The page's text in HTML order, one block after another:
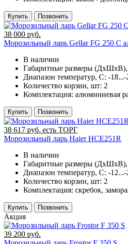
Купить Позвонить
38 000 руб.
Морозильный ларь Gellar FG 250 C
В наличии
Габаритные размеры
Диапазон температур, C: -18...-
Количество корзин, шт: 2
Комплектация: алюминиевая
Купить Позвонить
38 617 руб. есть ТОРГ
Морозильный ларь Haier HCE251R
В наличии
Габаритные размеры
Диапазон температур, C: -12...-
Количество корзин, шт: 2
Комплектация: скребок,
Купить Позвонить
Акция
39 200 руб.